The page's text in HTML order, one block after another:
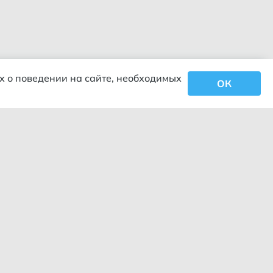
поведении на сайте, необходимых ОК